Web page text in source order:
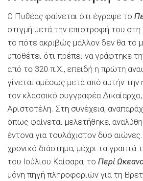
Ο Πυθέας φαίνεται ότι έγραψε το
στιγμή μετά την επιστροφή του
το πότε ακριβώς μάλλον δεν θα το
υποθέτει ότι πρέπει να γράφτηκε
από το 320 π.Χ., επειδή η πρώτη
γίνεται αμέσως μετά από αυτήν την
τον κλασσικό συγγραφέα
Αριστοτέλη. Στη συνέχεια,
όπως φαίνεται μελετήθηκε,
έντονα για τουλάχιστον δύο
χρονικό διάστημα, μέχρι τα γραπτά
του Ιούλιου Καίσαρα, το Περί
μόνη πηγή πληροφοριών για τη